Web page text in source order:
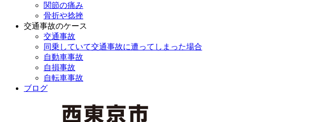
関節の痛み
骨折や捻挫
交通事故のケース
交通事故
同乗していて交通事故に遭ってしまった場合
自動車事故
自損事故
自転車事故
ブログ